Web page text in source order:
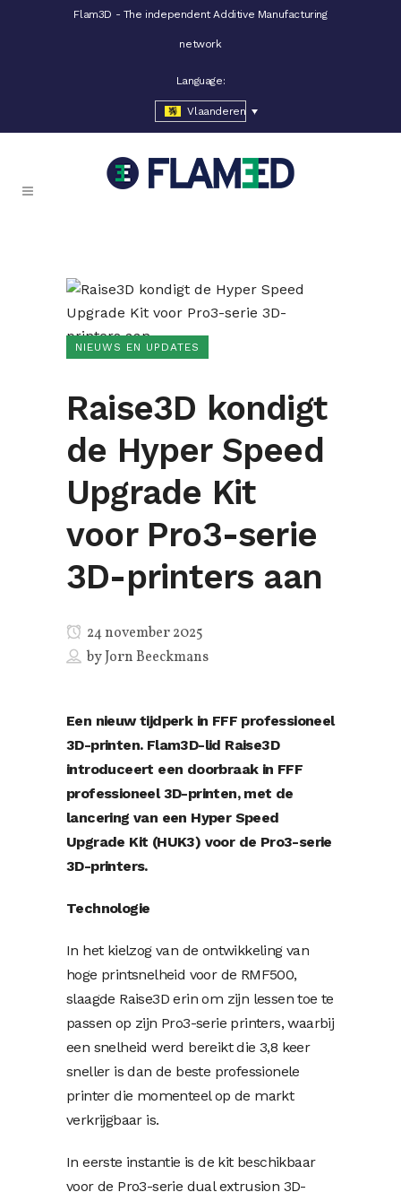
Flam3D - The independent Additive Manufacturing
network
Language:
Vlaanderen
NIEUWS EN UPDATES
Raise3D kondigt
de Hyper Speed
Upgrade Kit
voor Pro3-serie
3D-printers aan
24 november 2025
byJorn Beeckmans
Een nieuw tijdperk in FFF professioneel
3D-printen. Flam3D-lid Raise3D
introduceert een doorbraak in FFF
professioneel 3D-printen, met de
lancering van een Hyper Speed ​​
Upgrade Kit (HUK3) voor de Pro3-serie
3D-printers.
Technologie
In het kielzog van de ontwikkeling van
hoge printsnelheid voor de RMF500,
slaagde Raise3D erin om zijn lessen toe te
passen op zijn Pro3-serie printers, waarbij
een snelheid werd bereikt die 3,8 keer
sneller is dan de beste professionele
printer die momenteel op de markt
verkrijgbaar is.
In eerste instantie is de kit beschikbaar
voor de Pro3-serie dual extrusion 3D-